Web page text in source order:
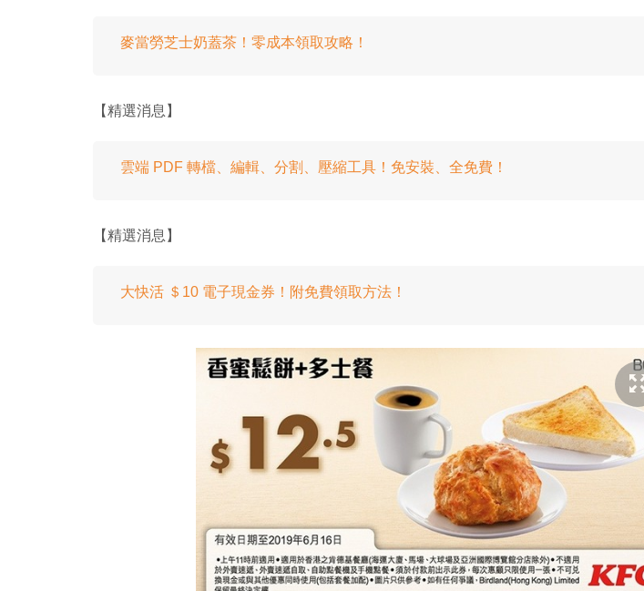
麥當勞芝士奶蓋茶！零成本領取攻略！
【精選消息】
雲端 PDF 轉檔、編輯、分割、壓縮工具！免安裝、全免費！
【精選消息】
大快活 ＄10 電子現金券！附免費領取方法！